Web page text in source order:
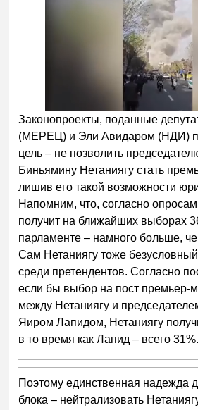
Законопроекты, поданные
(МЕРЕЦ) и Эли Авидаром (НДИ)
цель – не позволить
Биньямину Нетаниягу стать
лишив его такой возможности
Напомним, что, согласно
получит на ближайших выборах
парламенте – намного больше,
Сам Нетаниягу тоже
среди претендентов. Согласно
если бы выбор на пост премьер-
между Нетаниягу и
Яиром Лапидом, Нетаниягу
в то время как Лапид – всего 31%.
Поэтому единственная надежда
блока – нейтрализовать